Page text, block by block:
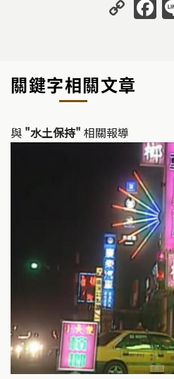
o
y
Li
k
a
o
k
關鍵字相關文章
與 "水土保持" 相關報導